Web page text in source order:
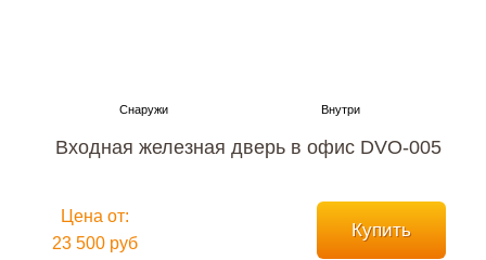
Входная железная дверь в офис DVO-005
Цена от:
23 500 руб
Купить